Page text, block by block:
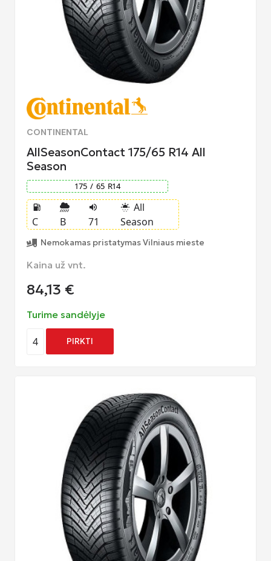
CONTINENTAL
AllSeasonContact 175/65 R14 All
Season
175 / 65 R14
local_gas_station
C B
volume_up
71
sunny_snowing All
Season
Nemokamas pristatymas Vilniaus mieste
Kaina už vnt.
84,13 €
Turime sandėlyje
4 PIRKTI